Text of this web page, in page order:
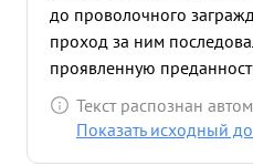
до проволочного
проход за ним
проявленную
Текст распознан
Показать исходный